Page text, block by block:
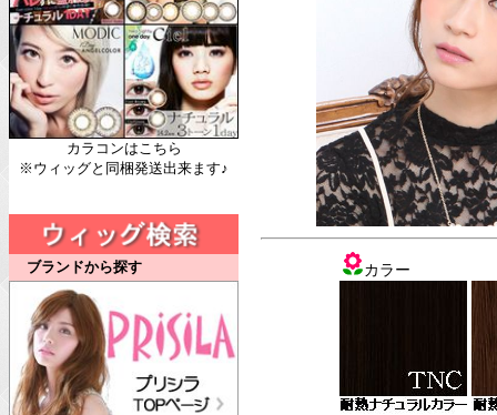
カラコンはこちら
※ウィッグと同梱発送出来ます♪
ブランドから探す カラー